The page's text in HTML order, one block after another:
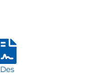
Des